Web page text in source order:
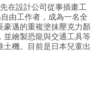
設計公司從事插畫工
由工作者，成為一名全
豪邁的重複塗抹壓克力顏
並繪製恐龍與交通工具等
機。目前是日本兒童出